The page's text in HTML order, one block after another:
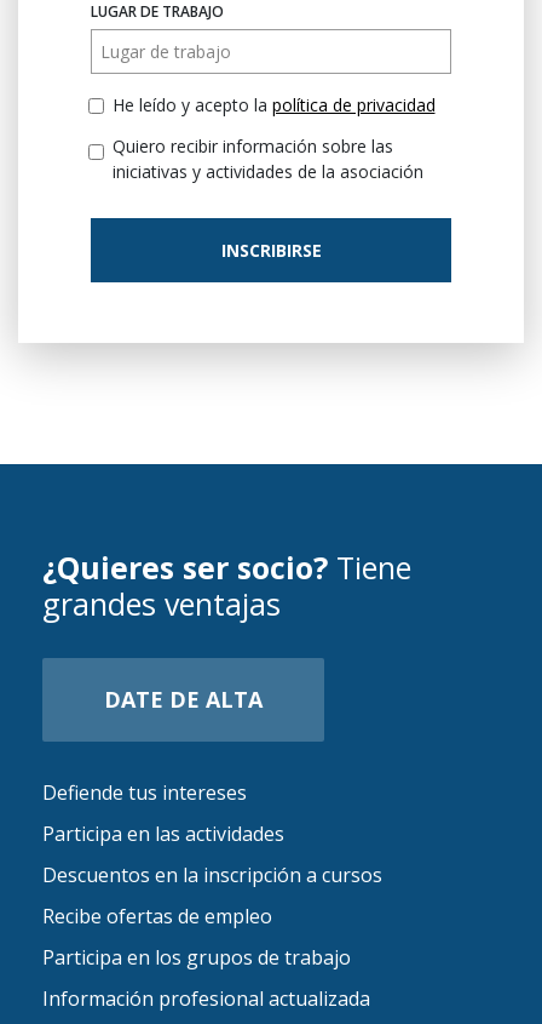
LUGAR DE TRABAJO
He leído y acepto la política de privacidad
Quiero recibir información sobre las
iniciativas y actividades de la asociación
INSCRIBIRSE
¿Quieres ser socio? Tiene
grandes ventajas
DATE DE ALTA
Defiende tus intereses
Participa en las actividades
Descuentos en la inscripción a cursos
Recibe ofertas de empleo
Participa en los grupos de trabajo
Información profesional actualizada